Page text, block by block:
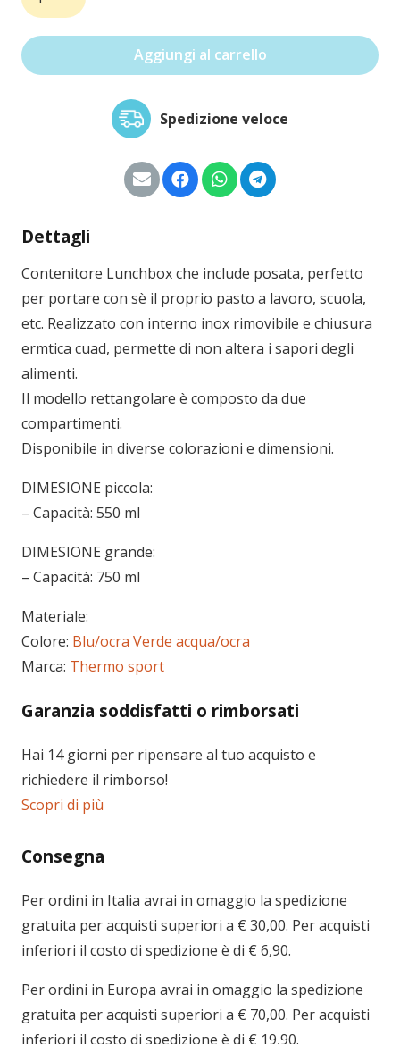
quantità
Aggiungi al carrello
Spedizione veloce
Garanzia soddisfatti o rimborsati
Hai 14 giorni per ripensare al tuo acquisto e
richiedere il rimborso!
Scopri di più
Consegna
Per ordini in Italia avrai in omaggio la spedizione
gratuita per acquisti superiori a € 30,00. Per acquisti
inferiori il costo di spedizione è di € 6,90.
Per ordini in Europa avrai in omaggio la spedizione
gratuita per acquisti superiori a € 70,00. Per acquisti
inferiori il costo di spedizione è di € 19,90.
Dettagli
Contenitore Lunchbox che include posata, perfetto
per portare con sè il proprio pasto a lavoro, scuola,
etc. Realizzato con interno inox rimovibile e chiusura
ermtica cuad, permette di non altera i sapori degli
alimenti.
Il modello rettangolare è composto da due
compartimenti.
Disponibile in diverse colorazioni e dimensioni.
DIMESIONE piccola:
– Capacità: 550 ml
DIMESIONE grande:
– Capacità: 750 ml
Materiale:
Colore: Blu/ocra Verde acqua/ocra
Marca: Thermo sport